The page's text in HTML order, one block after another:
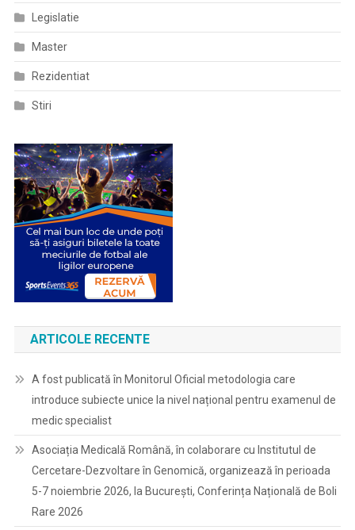
Legislatie
Master
Rezidentiat
Stiri
ARTICOLE RECENTE
A fost publicată în Monitorul Oficial metodologia care
introduce subiecte unice la nivel național pentru examenul de
medic specialist
Asociația Medicală Română, în colaborare cu Institutul de
Cercetare-Dezvoltare în Genomică, organizează în perioada
5-7 noiembrie 2026, la București, Conferința Națională de Boli
Rare 2026